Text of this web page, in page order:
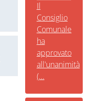
Il
Consiglio
Comunale
ha
approvato
all'unanimità
(...